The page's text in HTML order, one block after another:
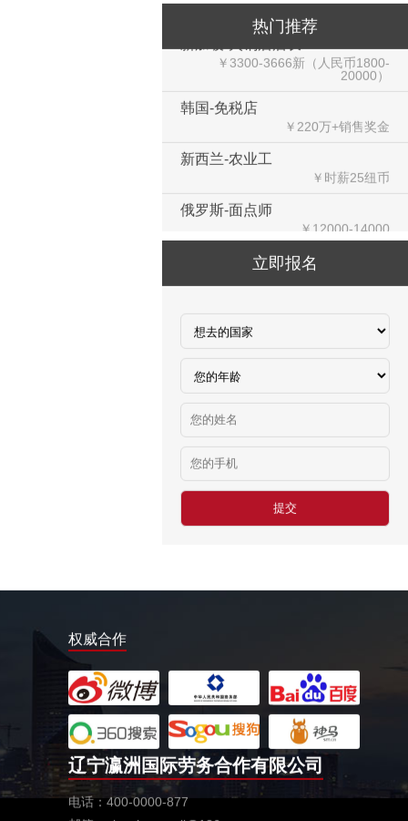
热门推荐
新加坡-火锅店店长
20000）
俄罗斯-帮厨
￥8000起-9000
俄罗斯-瓷砖工
￥500元/天
德国食品厂
￥税工后‬资是2500欧/月
￥25-27.76纽币/小时，2.6万RMB/月
新西兰-面点师
￥27-30纽币/小时
日本-金属分解
￥20万日元/月
日本-盒饭制做
立即报名
权威合作
辽宁瀛洲国际劳务合作有限公司
电话：400-0000-877